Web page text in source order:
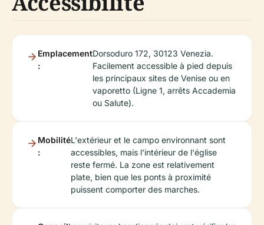
Emplacement
:
Dorsoduro 172, 30123 Venezia.
Facilement accessible à pied depuis
les principaux sites de Venise ou en
vaporetto (Ligne 1, arrêts Accademia
ou Salute).
Mobilité
:
L'extérieur et le campo environnant sont
accessibles, mais l'intérieur de l'église
reste fermé. La zone est relativement
plate, bien que les ponts à proximité
puissent comporter des marches.